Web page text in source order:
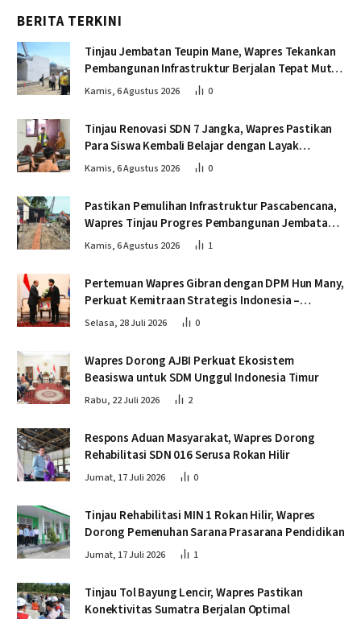
BERITA TERKINI
Tinjau Jembatan Teupin Mane, Wapres Tekankan
Pembangunan Infrastruktur Berjalan Tepat Mutu
dan Tepat Waktu
Kamis, 6 Agustus 2026 0
Tinjau Renovasi SDN 7 Jangka, Wapres Pastikan
Para Siswa Kembali Belajar dengan Layak
Pascabencana
Kamis, 6 Agustus 2026 0
Pastikan Pemulihan Infrastruktur Pascabencana,
Wapres Tinjau Progres Pembangunan Jembatan
Krueng Tingkeum Bireuen
Kamis, 6 Agustus 2026 1
Pertemuan Wapres Gibran dengan DPM Hun Many,
Perkuat Kemitraan Strategis Indonesia –
Kamboja
Selasa, 28 Juli 2026 0
Wapres Dorong AJBI Perkuat Ekosistem
Beasiswa untuk SDM Unggul Indonesia Timur
Rabu, 22 Juli 2026 2
Respons Aduan Masyarakat, Wapres Dorong
Rehabilitasi SDN 016 Serusa Rokan Hilir
Jumat, 17 Juli 2026 0
Tinjau Rehabilitasi MIN 1 Rokan Hilir, Wapres
Dorong Pemenuhan Sarana Prasarana Pendidikan
Jumat, 17 Juli 2026 1
Tinjau Tol Bayung Lencir, Wapres Pastikan
Konektivitas Sumatra Berjalan Optimal